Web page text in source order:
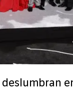
deslumbran